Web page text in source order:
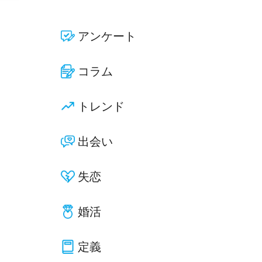
アンケート
コラム
トレンド
出会い
失恋
婚活
定義